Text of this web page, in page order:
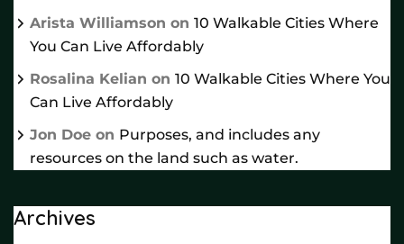
Arista Williamson on 10 Walkable Cities Where
You Can Live Affordably
Rosalina Kelian on 10 Walkable Cities Where You
Can Live Affordably
Jon Doe on Purposes, and includes any
resources on the land such as water.
Archives